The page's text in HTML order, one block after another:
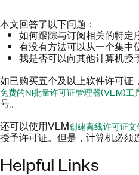
本文回答了以下问题：
如何跟踪与订阅相关的特定
有没有方法可以从一个集中
我是否可以向其他计算机授
如已购买五个及以上软件许可证
免费的NI批量许可证管理器(VLM)工
号。
还可以使用VLM创建离线许可证文
授予许可证。但是，计算机必须
Helpful Links